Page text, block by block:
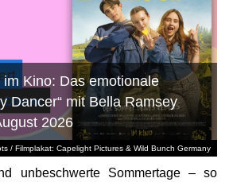
/ Filmplakat: Capelight Pictures & Wild Bunch Germany
Kino: Das emotionale
Dancer“ mit Bella Ramsey
2026
unbeschwerte Sommertage – so